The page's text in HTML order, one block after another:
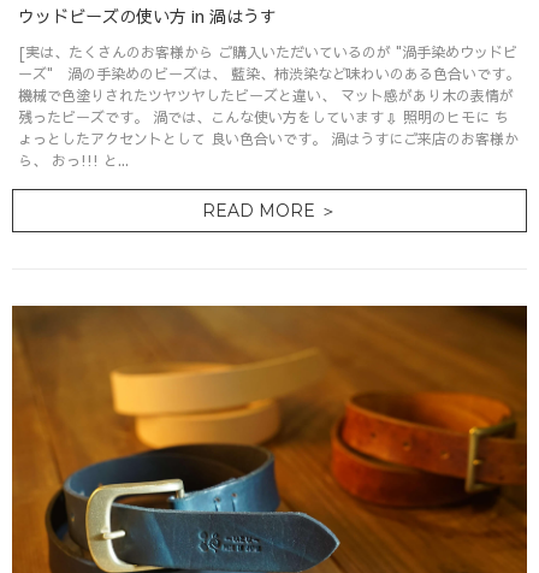
ウッドビーズの使い方 in 渦はうす
[実は、たくさんのお客様から ご購入いただいているのが "渦手染めウッドビ
ーズ" 渦の手染めのビーズは、 藍染、柿渋染など味わいのある色合いです。
機械で色塗りされたツヤツヤしたビーズと違い、 マット感があり木の表情が
残ったビーズです。 渦では、こんな使い方をしています⇩ 照明のヒモに ち
ょっとしたアクセントとして 良い色合いです。 渦はうすにご来店のお客様か
ら、 おっ!!! と...
READ MORE ＞